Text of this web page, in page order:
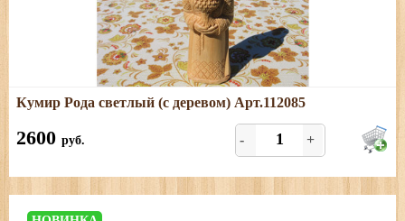
Подробнее
Размеры: длина - 9 см; ширина - 7 см; высота - 26 см
Кумир Рода светлый (с деревом) Арт.112085
2600 руб. - +